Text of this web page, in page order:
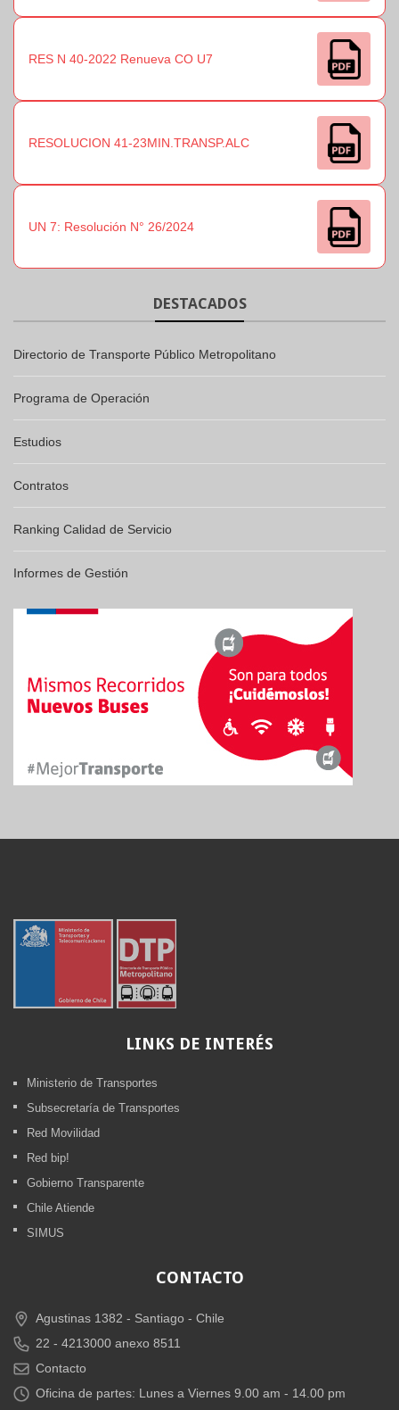
RES N 40-2022 Renueva CO U7
RESOLUCION 41-23MIN.TRANSP.ALC
UN 7: Resolución N° 26/2024
DESTACADOS
Directorio de Transporte Público Metropolitano
Programa de Operación
Estudios
Contratos
Ranking Calidad de Servicio
Informes de Gestión
LINKS DE INTERÉS
Ministerio de Transportes
Subsecretaría de Transportes
Red Movilidad
Red bip!
Gobierno Transparente
Chile Atiende
SIMUS
CONTACTO
Agustinas 1382 - Santiago - Chile
22 - 4213000 anexo 8511
Contacto
Oficina de partes: Lunes a Viernes 9.00 am - 14.00 pm